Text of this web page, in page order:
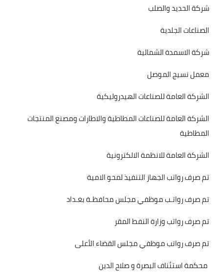
شركة الحديد والصلب
الصناعات الجلدية
شركة الاسمدة الشمالية
معمل نسيج الموصل
الشركة العامة للصناعات الهيدروليكية
الشركة العامة للصناعات المطاطية والاطارات ومصنع المنتجات
المطاطية
الشركة العامة للانظمة الالكترونية
تم صرف رواتب الجهاز التنفيذ لمحو الامية
تم صرف رواتـب موظفي مجلس محافظـة بغـداد
تم صرف رواتب وزارة النفط المقر
تم صرف رواتب موظفي مجلس القضاء الأعلى
محكمة استئناف البصرة و صلاح الدين